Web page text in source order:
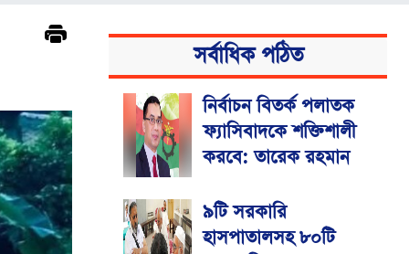
সর্বাধিক পঠিত
নির্বাচন বিতর্ক পলাতক
ফ্যাসিবাদকে শক্তিশালী
করবে: তারেক রহমান
৯টি সরকারি
হাসপাতালসহ ৮০টি